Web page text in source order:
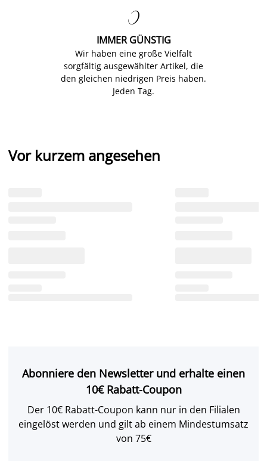

IMMER GÜNSTIG
Wir haben eine große Vielfalt
sorgfältig ausgewählter Artikel, die
den gleichen niedrigen Preis haben.
Jeden Tag.
Vor kurzem angesehen
Abonniere den Newsletter und erhalte einen
10€ Rabatt-Coupon
Der 10€ Rabatt-Coupon kann nur in den Filialen
eingelöst werden und gilt ab einem Mindestumsatz
von 75€